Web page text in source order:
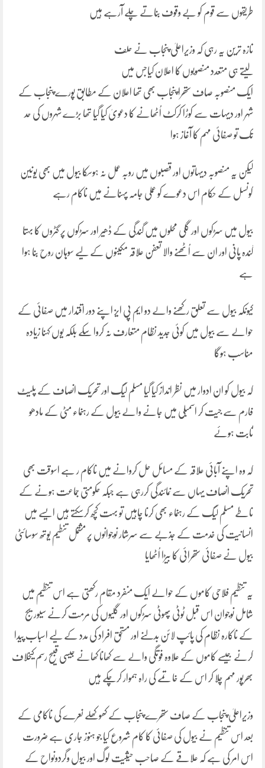
طریقوں سے قوم کو بے وقوف بناتے چلے آرہے ہیں
تازہ ترین یہ رہی کہ وزیراعلیٰ پنجاب نے حلف
لیتے ہی متعدد منصوبوں کا اعلان کیاجس میں
ایک منصوبہ صاف ستھرا پنجاب بھی تھا اعلان کے مطابق پورے پنجاب کے
شہر اور دیہات سے کوڑا کرکٹ اُٹھانے کا دعویٰ کیا گیا تھا بڑے شہروں کی حد
تک تو صفائی مہم کا آغاز ہوا
لیکن یہ منصوبہ دیہاتوں اور قصبوں میں روبہ عمل نہ ہوسکا بیول میں بھی یونین
کونسل کے حکام اس دعوے کو عملی جامہ پہنانے میں ناکام رہے
بیول میں سڑکوں اور گلی محلوں میں گندگی کے ڈھیر اور سڑکوں پر گٹروں کا بہتا
گندہ پانی اور ان سے اُٹھنے والا تعفن علاقہ مکینوں کے لیے سوہان روح بنا ہوا
ہے
کیونکہ بیول سے تعلق رکھنے والے دو ایم پی ایز اپنے دور اقتدار میں صفائی کے
حوالے سے بیول میں کوئی جدید نظام متعارف نہ کروا سکے بلکہ یوں کہنا زیادہ
مناسب ہوگا
کہ بیول کو ان ادوار میں نظر انداز کیا گیا مسلم لیگ اور تحریک انصاف کے پلیٹ
فارم سے جیت کر اسمبلی میں جانے والے بیول کے رہنماء مٹی کے مادھو
ثابت ہوئے
کہ وہ اپنے آبائی علاقہ کے مسائل حل کروانے میں ناکام ر ہے اسوقت بھی
تحریک انصاف یہاں سے نمائندگی کررہی ہے جبکہ حکومتی جماعت ہونے کے
ناطے مسلم لیگ کے رہنماء بھی کرنا چاہیں تو بہت کچھ کرسکتے ہیں ایسے میں
انسانیت کی خدمت کے جذبے سے سرشار نوجوانوں پر مشتمل تنطیم یوتھ سوسائٹی
بیول نے صفائی ستھرائی کا بیڑا اُٹھایا
یہ تنظیم فلاحی کاموں کے حوالے ایک منفرد مقام رکھتی ہے اس تنظیم میں
شامل نوجوان اس قبل ٹوٹی پھوٹی سڑکوں اور گلیوں کی مرمت کرنے سیوریج
کے ناکارہ نظام کی پائپ لائن بدلنے اور مستحق افراد کی مدد کے لیے اسباب پیدا
کرنے جیسے کاموں کے علاوہ فوتگی والے سے کھانا کھانے جیسی قبیح رسم کیخلاف
بھرپور مہم چلا کر اس کے خاتمے کی راہ ہموار کرچکے ہیں
وزیراعلیٰ پنجاب کے صاف ستھرے پنجاب کے کھوکھلے نعرے کی ناکامی کے
بعد اس تنظیم نے بیول کی صفائی کا کام شروع کیا جو ہنوز جاری ہے ضرورت
اس امر کی ہے کہ علاقے کے صاحب حیثیت لوگ اور بیول وگردونواح کے